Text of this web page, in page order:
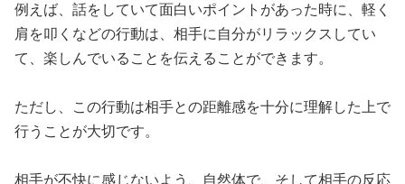
例えば、話をしていて面白いポイントがあった時に、軽く
肩を叩くなどの行動は、相手に自分がリラックスしてい
て、楽しんでいることを伝えることができます。
ただし、この行動は相手との距離感を十分に理解した上で
行うことが大切です。
相手が不快に感じないよう、自然体で、そして相手の反応